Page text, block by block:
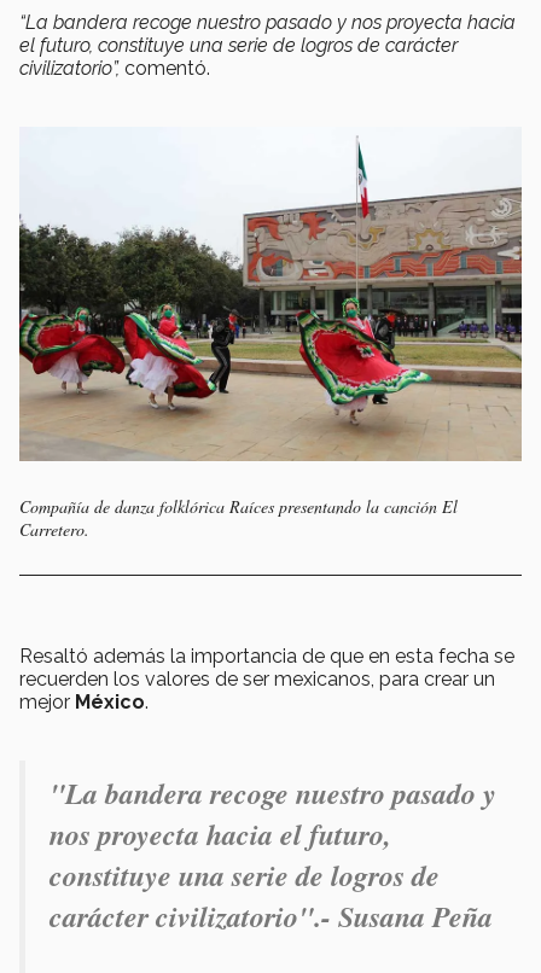
“La bandera recoge nuestro pasado y nos proyecta hacia
el futuro, constituye una serie de logros de carácter
civilizatorio”, comentó.
Compañía de danza folklórica Raíces presentando la canción El
Carretero.
Resaltó además la importancia de que en esta fecha se
recuerden los valores de ser mexicanos, para crear un
mejor México.
"La bandera recoge nuestro pasado y
nos proyecta hacia el futuro,
constituye una serie de logros de
carácter civilizatorio".- Susana Peña